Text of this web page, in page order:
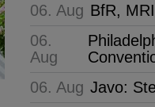
06. Aug BfR,
06.
Aug
06. Aug Javo: